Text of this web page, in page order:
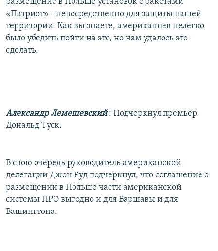
«Патриот» - непосредственно для защиты нашей
территории. Как вы знаете, американцев нелегко
было убедить пойти на это, но нам удалось это
сделать.
Александр Лемешевский: Подчеркнул премьер
Дональд Туск.
В свою очередь руководитель американской
делегации Джон Руд подчеркнул, что соглашение о
размещении в Польше части американской
системы ПРО выгодно и для Варшавы и для
Вашингтона.